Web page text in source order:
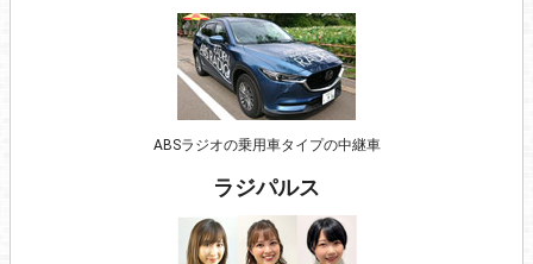
ABSラジオの乗用車タイプの中継車
ラジパルス